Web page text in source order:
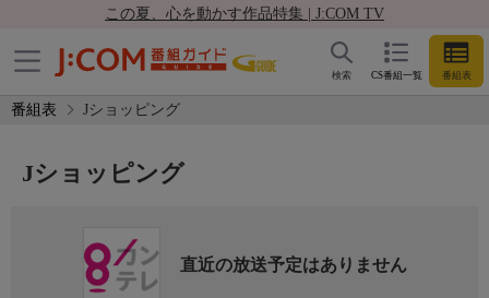
この夏、心を動かす作品特集 | J:COM TV
CS番組一覧 番組表
検索
番組表 Jショッピング
Jショッピング
直近の放送予定はありません